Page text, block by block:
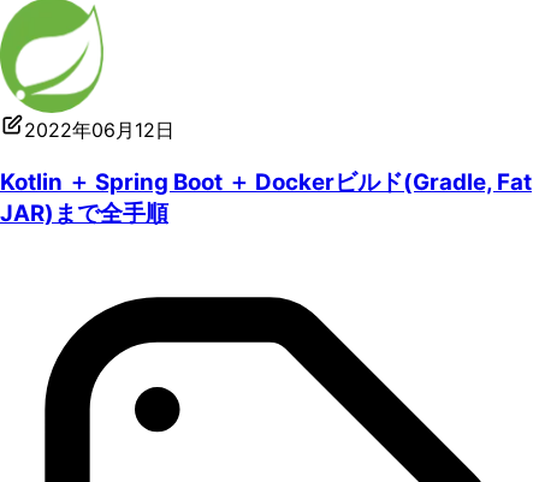
2022年06月12日
Kotlin ＋ Spring Boot ＋ Dockerビルド(Gradle, Fat
JAR)まで全手順